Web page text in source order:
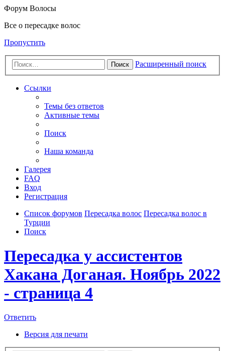
Форум Волосы
Все о пересадке волос
Пропустить
Поиск Расширенный поиск
Ссылки
Темы без ответов
Активные темы
Поиск
Наша команда
Галерея
FAQ
Вход
Регистрация
Список форумов Пересадка волос Пересадка волос в
Турции
Поиск
Пересадка у ассистентов
Хакана Доганая. Ноябрь 2022
- страница 4
Ответить
Версия для печати